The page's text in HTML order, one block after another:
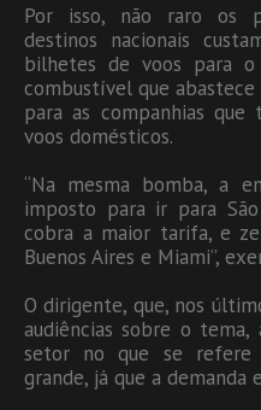
Por isso, não raro os
destinos nacionais
bilhetes de voos para
combustível que abastece
para as companhias que
voos domésticos.
“Na mesma bomba, a
imposto para ir para
cobra a maior tarifa, e
Buenos Aires e Miami”,
O dirigente, que, nos
audiências sobre o
setor no que se refere
grande, já que a demanda